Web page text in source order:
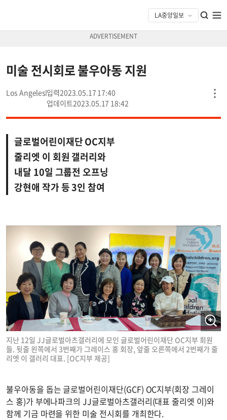
미술 전시회로 불우아동 지원
Los Angeles
2023.05.17 17:40
2023.05.17 18:42
글로벌어린이재단 OC지부
줄리엣 이 회원 갤러리와
내달 10일 그룹전 오프닝
강현애 작가 등 3인 참여
지난 12일 JJ글로벌아츠갤러리에 모인 글로벌어린이재단 OC지부 회원
들. 뒷줄 왼쪽에서 3번째가 그레이스 홍 회장, 앞줄 오른쪽에서 2번째가 줄
리엣 이 갤러리 대표. [OC지부 제공]
불우아동을 돕는 글로벌어린이재단(GCF) OC지부(회장 그레이
스 홍)가 부에나파크의 JJ글로벌아츠갤러리(대표 줄리엣 이)와
함께 기금 마련을 위한 미술 전시회를 개최한다.